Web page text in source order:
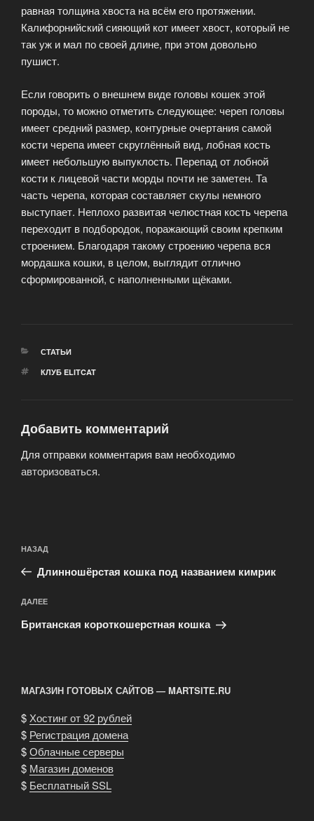
равная толщина хвоста на всём его протяжении.
Калифорнийский сияющий кот имеет хвост, который не
так уж и мал по своей длине, при этом довольно
пушист.
Если говорить о внешнем виде головы кошек этой
породы, то можно отметить следующее: череп головы
имеет средний размер, контурные очертания самой
кости черепа имеет скруглённый вид, лобная кость
имеет небольшую выпуклость. Перепад от лобной
кости к лицевой части морды почти не заметен. Та
часть черепа, которая составляет скулы немного
выступает. Неплохо развитая челюстная кость черепа
переходит в подбородок, поражающий своим крепким
строением. Благодаря такому строению черепа вся
мордашка кошки, в целом, выглядит отлично
сформированной, с наполненными щёками.
РУБРИКИ
СТАТЬИ
МЕТКИ
КЛУБ ELITCAT
Добавить комментарий
Для отправки комментария вам необходимо
авторизоваться.
по
записям
Предыдущая
запись:
НАЗАД
Длинношёрстая кошка под названием кимрик
Следующая
запись
ДАЛЕЕ
Британская короткошерстная кошка
МАГАЗИН ГОТОВЫХ САЙТОВ — MARTSITE.RU
$ Хостинг от 92 рублей
$ Регистрация домена
$Облачные серверы
$ Магазин доменов
$ Бесплатный SSL